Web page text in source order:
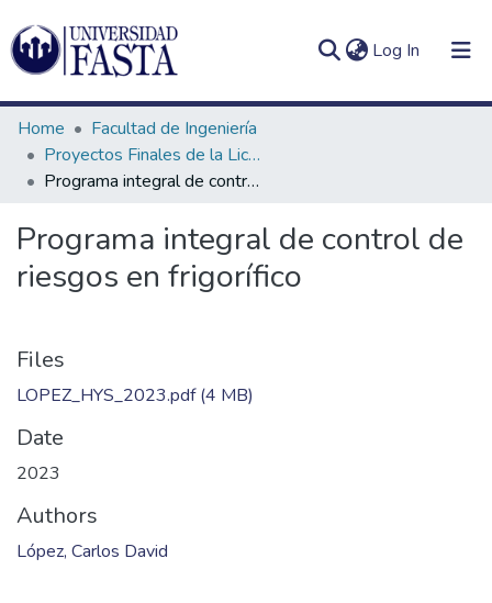
Log In (current)
Communities
&
Collections
In(current)
Home
Facultad de Ingeniería
Proyectos Finales de la Licenciatura en Seguridad e Higiene en el Trabajo
Programa integral de control de riesgos en frigorífico
Programa integral de control de
riesgos en frigorífico
Files
LOPEZ_HYS_2023.pdf(4 MB)
Date
2023
Authors
López, Carlos David